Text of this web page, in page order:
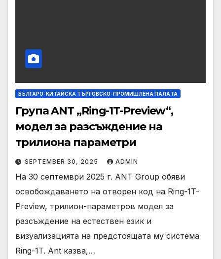
БЪЛГАРО-КИТАЙСКА ТЪРГОВСКО-ПРОМИШЛЕНА ПАЛAТА
Група ANT „Ring-1T-Preview“,
модел за разсъждение на
трилиона параметри
SEPTEMBER 30, 2025 ADMIN
На 30 септември 2025 г. ANT Group обяви
освобождаването на отворен код на Ring-1T-
Preview, трилион-параметров модел за
разсъждение на естествен език и
визуализацията на предстоящата му система
Ring-1T. Ant казва,…